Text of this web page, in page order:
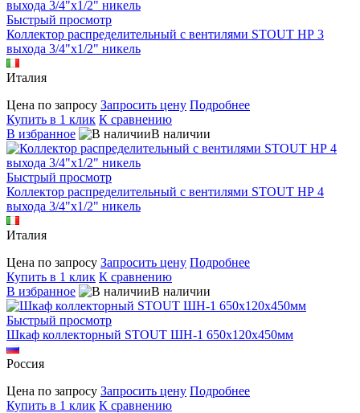
Быстрый просмотр
Коллектор распределительный с вентилями STOUT НР 3
выхода 3/4"х1/2" никель
Италия
Цена по запросу Запросить цену Подробнее
Купить в 1 клик К сравнению
В избранное
В наличии
Быстрый просмотр
Коллектор распределительный с вентилями STOUT НР 4
выхода 3/4"х1/2" никель
Италия
Цена по запросу Запросить цену Подробнее
Купить в 1 клик К сравнению
В избранное
В наличии
Быстрый просмотр
Шкаф коллекторный STOUT ШН-1 650х120х450мм
Россия
Цена по запросу Запросить цену Подробнее
Купить в 1 клик К сравнению